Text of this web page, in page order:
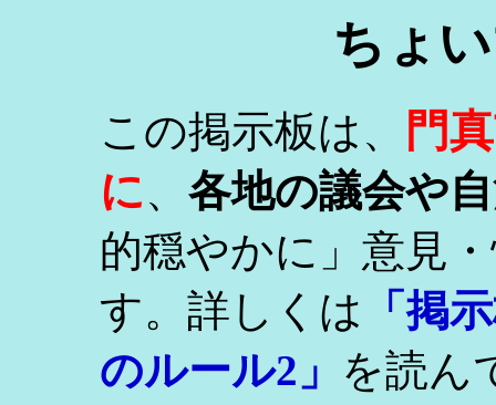
ちょ
この掲示板は、
門
に、 各地の議会や
的穏やかに」意見
す。詳しくは
「掲
のルール2」 を読ん